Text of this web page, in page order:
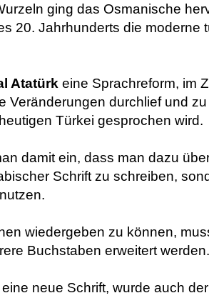
ging das Osmanische
20. Jahrhunderts die moderne
Atatürk eine Sprachreform, im
Veränderungen durchlief und
Türkei gesprochen wird.
damit ein, dass man dazu
Schrift zu schreiben,
wiedergeben zu können,
Buchstaben erweitert werden.
neue Schrift, wurde auch der